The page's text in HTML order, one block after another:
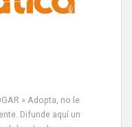
» Adopta, no le
Difunde aquí un